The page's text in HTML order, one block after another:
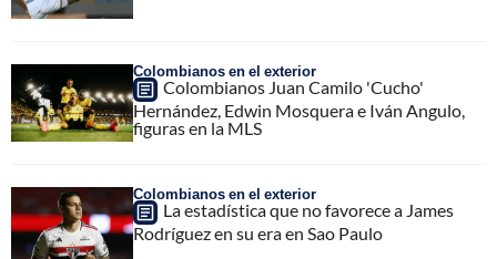
Colombianos en el exterior
Colombianos Juan Camilo 'Cucho'
Hernández, Edwin Mosquera e Iván Angulo,
figuras en la MLS
Colombianos en el exterior
La estadística que no favorece a James
Rodríguez en su era en Sao Paulo